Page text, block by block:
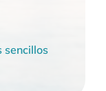
sencillos